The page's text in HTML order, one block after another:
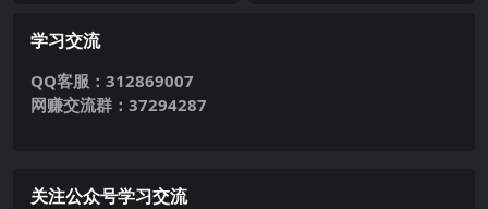
学习交流
QQ客服：312869007
网赚交流群：37294287
关注公众号学习交流